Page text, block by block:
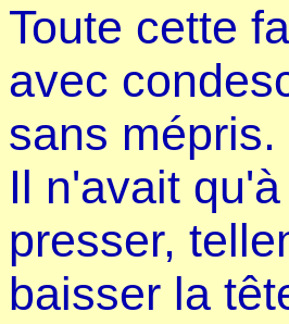
Toute cette
avec
sans
Il n'avait
presser,
baisser la